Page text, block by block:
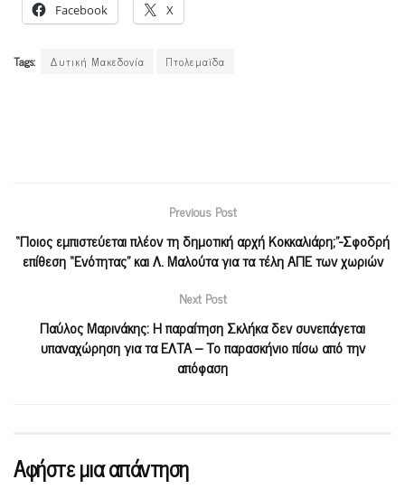
Facebook X
Tags: Δυτική Μακεδονία Πτολεμαϊδα
Previous Post
“Ποιος εμπιστεύεται πλέον τη δημοτική αρχή Κοκκαλιάρη;”-Σφοδρή
επίθεση “Ενότητας” και Λ. Μαλούτα για τα τέλη ΑΠΕ των χωριών
Next Post
Παύλος Μαρινάκης: Η παραίτηση Σκλήκα δεν συνεπάγεται
υπαναχώρηση για τα ΕΛΤΑ – Το παρασκήνιο πίσω από την
απόφαση
Αφήστε μια απάντηση